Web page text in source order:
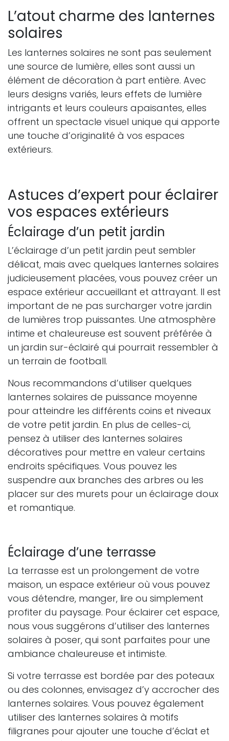
L’atout charme des lanternes
solaires
Les lanternes solaires ne sont pas seulement
une source de lumière, elles sont aussi un
élément de décoration à part entière. Avec
leurs designs variés, leurs effets de lumière
intrigants et leurs couleurs apaisantes, elles
offrent un spectacle visuel unique qui apporte
une touche d’originalité à vos espaces
extérieurs.
Astuces d’expert pour éclairer
vos espaces extérieurs
Éclairage d’un petit jardin
L’éclairage d’un petit jardin peut sembler
délicat, mais avec quelques lanternes solaires
judicieusement placées, vous pouvez créer un
espace extérieur accueillant et attrayant. Il est
important de ne pas surcharger votre jardin
de lumières trop puissantes. Une atmosphère
intime et chaleureuse est souvent préférée à
un jardin sur-éclairé qui pourrait ressembler à
un terrain de football.
Nous recommandons d’utiliser quelques
lanternes solaires de puissance moyenne
pour atteindre les différents coins et niveaux
de votre petit jardin. En plus de celles-ci,
pensez à utiliser des lanternes solaires
décoratives pour mettre en valeur certains
endroits spécifiques. Vous pouvez les
suspendre aux branches des arbres ou les
placer sur des murets pour un éclairage doux
et romantique.
Éclairage d’une terrasse
La terrasse est un prolongement de votre
maison, un espace extérieur où vous pouvez
vous détendre, manger, lire ou simplement
profiter du paysage. Pour éclairer cet espace,
nous vous suggérons d’utiliser des lanternes
solaires à poser, qui sont parfaites pour une
ambiance chaleureuse et intimiste.
Si votre terrasse est bordée par des poteaux
ou des colonnes, envisagez d’y accrocher des
lanternes solaires. Vous pouvez également
utiliser des lanternes solaires à motifs
filigranes pour ajouter une touche d’éclat et